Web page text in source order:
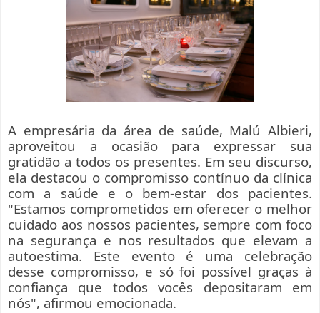
A empresária da área de saúde, Malú Albieri,
aproveitou a ocasião para expressar sua
gratidão a todos os presentes. Em seu discurso,
ela destacou o compromisso contínuo da clínica
com a saúde e o bem-estar dos pacientes.
"Estamos comprometidos em oferecer o melhor
cuidado aos nossos pacientes, sempre com foco
na segurança e nos resultados que elevam a
autoestima. Este evento é uma celebração
desse compromisso, e só foi possível graças à
confiança que todos vocês depositaram em
nós", afirmou emocionada.